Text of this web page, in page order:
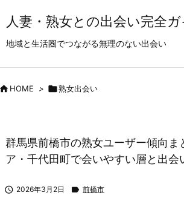
人妻・熟女との出会い完全ガ
地域と生活圏でつながる無理のない出会い
HOME > 熟女出会い
群馬県前橋市の熟女ユーザー傾向ま
ア・千代田町で会いやすい層と出会
 2026年3月2日  前橋市